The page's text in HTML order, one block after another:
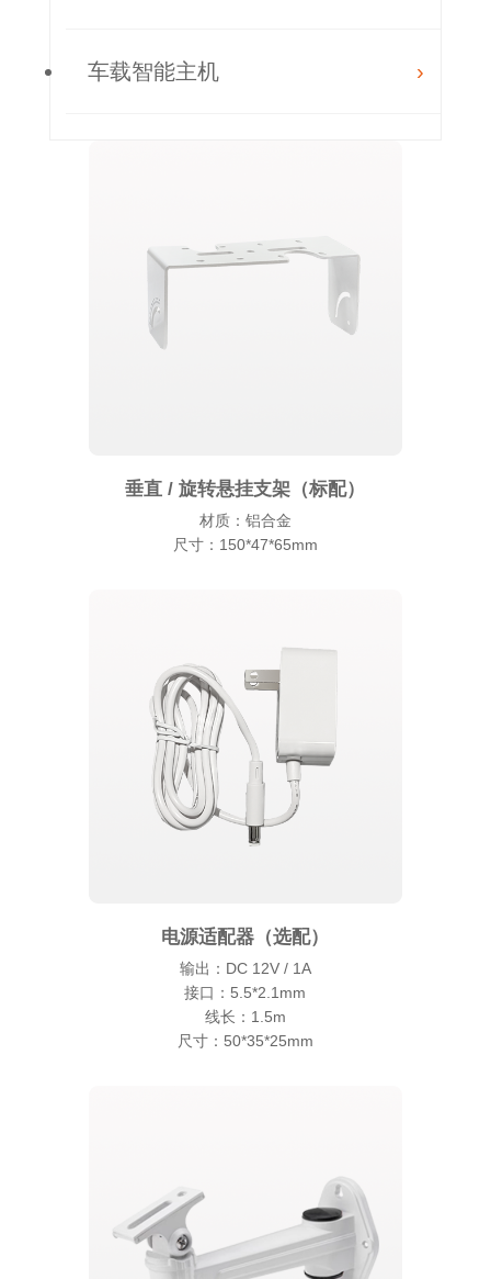
车载智能主机
垂直 / 旋转悬挂支架（标配）
材质：铝合金
尺寸：150*47*65mm
电源适配器（选配）
输出：DC 12V / 1A
接口：5.5*2.1mm
线长：1.5m
尺寸：50*35*25mm